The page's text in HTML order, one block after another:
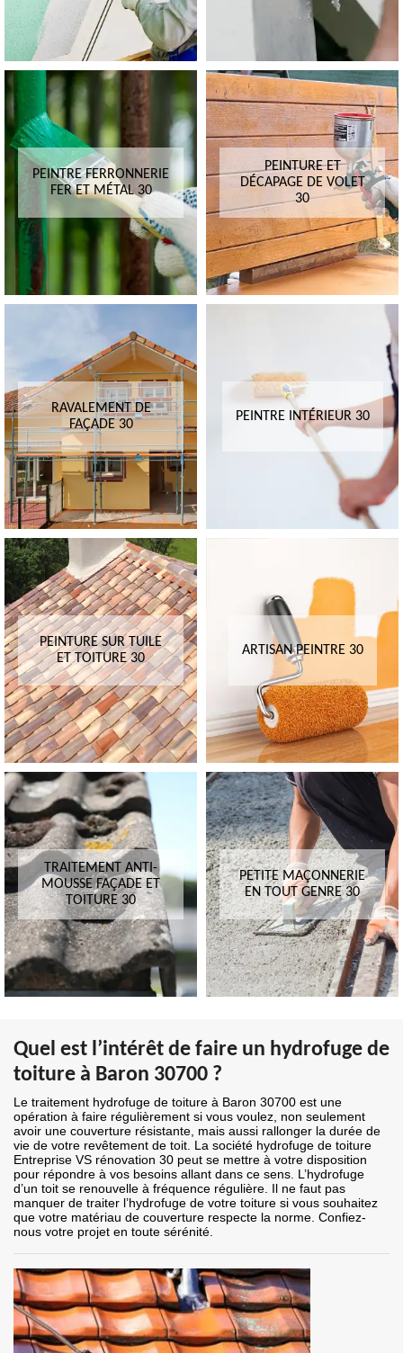
PEINTRE FERRONNERIE
FER ET MÉTAL 30
PEINTURE ET
DÉCAPAGE DE VOLET
30
RAVALEMENT DE
FAÇADE 30
PEINTRE INTÉRIEUR 30
PEINTURE SUR TUILE
ET TOITURE 30
ARTISAN PEINTRE 30
TRAITEMENT ANTI-
MOUSSE FAÇADE ET
TOITURE 30
PETITE MAÇONNERIE
EN TOUT GENRE 30
Quel est l’intérêt de faire un hydrofuge de
toiture à Baron 30700 ?
Le traitement hydrofuge de toiture à Baron 30700 est une
opération à faire régulièrement si vous voulez, non seulement
avoir une couverture résistante, mais aussi rallonger la durée de
vie de votre revêtement de toit. La société hydrofuge de toiture
Entreprise VS rénovation 30 peut se mettre à votre disposition
pour répondre à vos besoins allant dans ce sens. L’hydrofuge
d’un toit se renouvelle à fréquence régulière. Il ne faut pas
manquer de traiter l’hydrofuge de votre toiture si vous souhaitez
que votre matériau de couverture respecte la norme. Confiez-
nous votre projet en toute sérénité.